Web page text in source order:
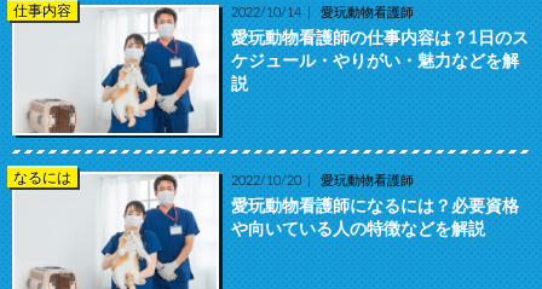
仕事内容 2022/10/14 愛玩動物看護師
愛玩動物看護師の仕事内容は？1日のス
ケジュール・やりがい・魅力などを解
説
なるには 2022/10/20 愛玩動物看護師
愛玩動物看護師になるには？必要資格
や向いている人の特徴などを解説